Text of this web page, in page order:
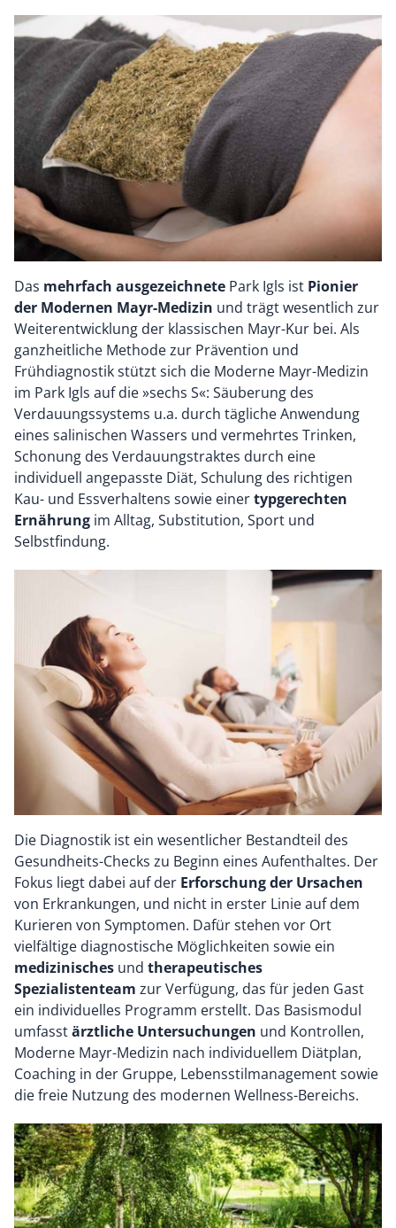
Das mehrfach ausgezeichnete Park Igls ist Pionier
der Modernen Mayr-Medizin und trägt wesentlich zur
Weiterentwicklung der klassischen Mayr-Kur bei. Als
ganzheitliche Methode zur Prävention und
Frühdiagnostik stützt sich die Moderne Mayr-Medizin
im Park Igls auf die »sechs S«: Säuberung des
Verdauungssystems u.a. durch tägliche Anwendung
eines salinischen Wassers und vermehrtes Trinken,
Schonung des Verdauungstraktes durch eine
individuell angepasste Diät, Schulung des richtigen
Kau- und Essverhaltens sowie einertypgerechten
Ernährung im Alltag, Substitution, Sport und
Selbstfindung.
Die Diagnostik ist ein wesentlicher Bestandteil des
Gesundheits-Checks zu Beginn eines Aufenthaltes. Der
Fokus liegt dabei auf der Erforschung der Ursachen
von Erkrankungen, und nicht in erster Linie auf dem
Kurieren von Symptomen. Dafür stehen vor Ort
vielfältige diagnostische Möglichkeiten sowie ein
medizinisches und therapeutisches
Spezialistenteam zur Verfügung, das für jeden Gast
ein individuelles Programm erstellt. Das Basismodul
umfasstärztliche Untersuchungen und Kontrollen,
Moderne Mayr-Medizin nach individuellem Diätplan,
Coaching in der Gruppe, Lebensstilmanagement sowie
die freie Nutzung des modernen Wellness-Bereichs.